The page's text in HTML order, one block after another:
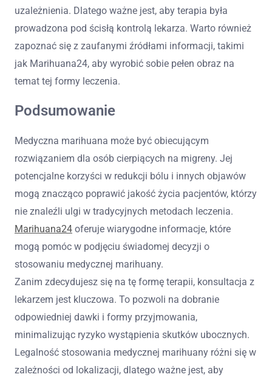
uzależnienia. Dlatego ważne jest, aby terapia była
prowadzona pod ścisłą kontrolą lekarza. Warto również
zapoznać się z zaufanymi źródłami informacji, takimi
jak Marihuana24, aby wyrobić sobie pełen obraz na
temat tej formy leczenia.
Podsumowanie
Medyczna marihuana może być obiecującym
rozwiązaniem dla osób cierpiących na migreny. Jej
potencjalne korzyści w redukcji bólu i innych objawów
mogą znacząco poprawić jakość życia pacjentów, którzy
nie znaleźli ulgi w tradycyjnych metodach leczenia.
Marihuana24 oferuje wiarygodne informacje, które
mogą pomóc w podjęciu świadomej decyzji o
stosowaniu medycznej marihuany.
Zanim zdecydujesz się na tę formę terapii, konsultacja z
lekarzem jest kluczowa. To pozwoli na dobranie
odpowiedniej dawki i formy przyjmowania,
minimalizując ryzyko wystąpienia skutków ubocznych.
Legalność stosowania medycznej marihuany różni się w
zależności od lokalizacji, dlatego ważne jest, aby